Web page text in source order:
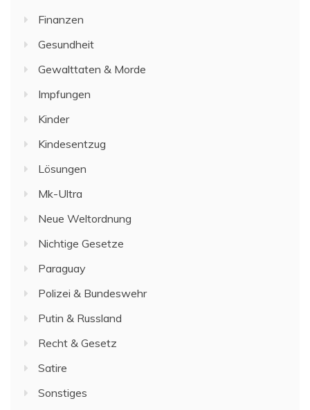
Finanzen
Gesundheit
Gewalttaten & Morde
Impfungen
Kinder
Kindesentzug
Lösungen
Mk-Ultra
Neue Weltordnung
Nichtige Gesetze
Paraguay
Polizei & Bundeswehr
Putin & Russland
Recht & Gesetz
Satire
Sonstiges